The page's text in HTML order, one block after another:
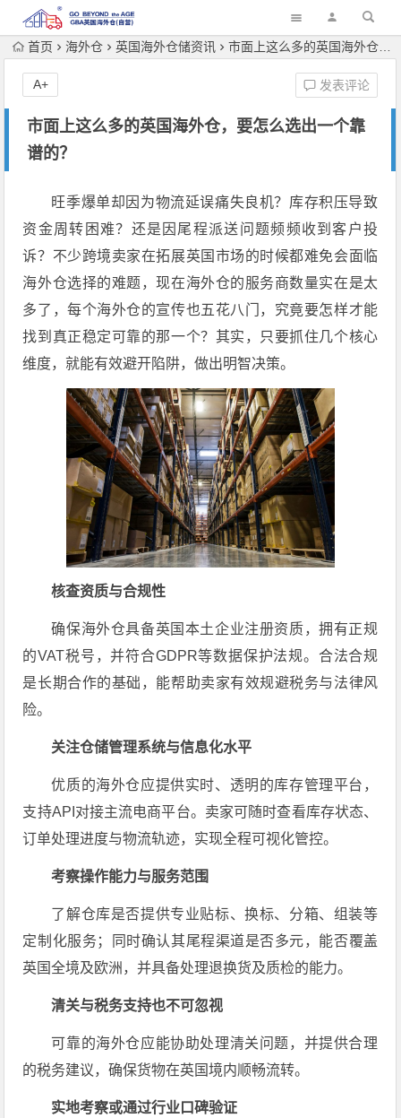
首页 海外仓 英国海外仓储资讯 市面上这么多的英国海外仓，要怎么选出一个靠谱的？
市面上这么多的英国海外仓，要怎么选出一个靠
谱的？
发表评论
A+
旺季爆单却因为物流延误痛失良机？库存积压导致
资金周转困难？还是因尾程派送问题频频收到客户投
诉？不少跨境卖家在拓展英国市场的时候都难免会面临
海外仓选择的难题，现在海外仓的服务商数量实在是太
多了，每个海外仓的宣传也五花八门，究竟要怎样才能
找到真正稳定可靠的那一个？其实，只要抓住几个核心
维度，就能有效避开陷阱，做出明智决策。
核查资质与合规性
确保海外仓具备英国本土企业注册资质，拥有正规
的VAT税号，并符合GDPR等数据保护法规。合法合规
是长期合作的基础，能帮助卖家有效规避税务与法律风
险。
关注仓储管理系统与信息化水平
优质的海外仓应提供实时、透明的库存管理平台，
支持API对接主流电商平台。卖家可随时查看库存状态、
订单处理进度与物流轨迹，实现全程可视化管控。
考察操作能力与服务范围
了解仓库是否提供专业贴标、换标、分箱、组装等
定制化服务；同时确认其尾程渠道是否多元，能否覆盖
英国全境及欧洲，并具备处理退换货及质检的能力。
清关与税务支持也不可忽视
可靠的海外仓应能协助处理清关问题，并提供合理
的税务建议，确保货物在英国境内顺畅流转。
实地考察或通过行业口碑验证